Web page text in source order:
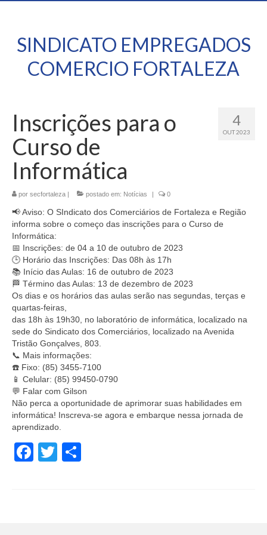
SINDICATO EMPREGADOS
COMERCIO FORTALEZA
4
OUT 2023
Inscrições para o
Curso de
Informática
por secfortaleza | postado em: Notícias | 0
📢 Aviso: O SIndicato dos Comerciários de Fortaleza e Região
informa sobre o começo das inscrições para o Curso de
Informática:
📅 Inscrições: de 04 a 10 de outubro de 2023
🕒 Horário das Inscrições: Das 08h às 17h
📚 Início das Aulas: 16 de outubro de 2023
🏁 Término das Aulas: 13 de dezembro de 2023
Os dias e os horários das aulas serão nas segundas, terças e
quartas-feiras,
das 18h às 19h30, no laboratório de informática, localizado na
sede do Sindicato dos Comerciários, localizado na Avenida
Tristão Gonçalves, 803.
📞 Mais informações:
☎️ Fixo: (85) 3455-7100
📱 Celular: (85) 99450-0790
💬 Falar com Gilson
Não perca a oportunidade de aprimorar suas habilidades em
informática! Inscreva-se agora e embarque nessa jornada de
aprendizado.
Facebook
Twitter